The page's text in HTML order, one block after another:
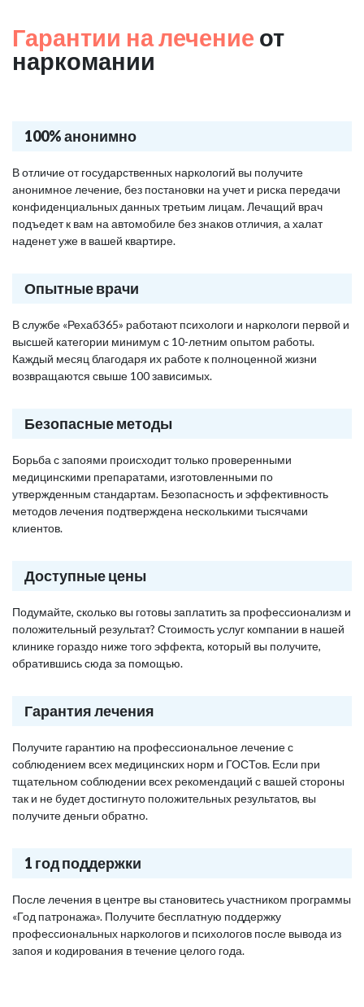
Гарантии на лечение от
наркомании
100% анонимно
В отличие от государственных наркологий вы получите
анонимное лечение, без постановки на учет и риска передачи
конфиденциальных данных третьим лицам. Лечащий врач
подъедет к вам на автомобиле без знаков отличия, а халат
наденет уже в вашей квартире.
Опытные врачи
В службе «Рехаб365» работают психологи и наркологи первой и
высшей категории минимум с 10-летним опытом работы.
Каждый месяц благодаря их работе к полноценной жизни
возвращаются свыше 100 зависимых.
Безопасные методы
Борьба с запоями происходит только проверенными
медицинскими препаратами, изготовленными по
утвержденным стандартам. Безопасность и эффективность
методов лечения подтверждена несколькими тысячами
клиентов.
Доступные цены
Подумайте, сколько вы готовы заплатить за профессионализм и
положительный результат? Стоимость услуг компании в нашей
клинике гораздо ниже того эффекта, который вы получите,
обратившись сюда за помощью.
Гарантия лечения
Получите гарантию на профессиональное лечение с
соблюдением всех медицинских норм и ГОСТов. Если при
тщательном соблюдении всех рекомендаций с вашей стороны
так и не будет достигнуто положительных результатов, вы
получите деньги обратно.
1 год поддержки
После лечения в центре вы становитесь участником программы
«Год патронажа». Получите бесплатную поддержку
профессиональных наркологов и психологов после вывода из
запоя и кодирования в течение целого года.